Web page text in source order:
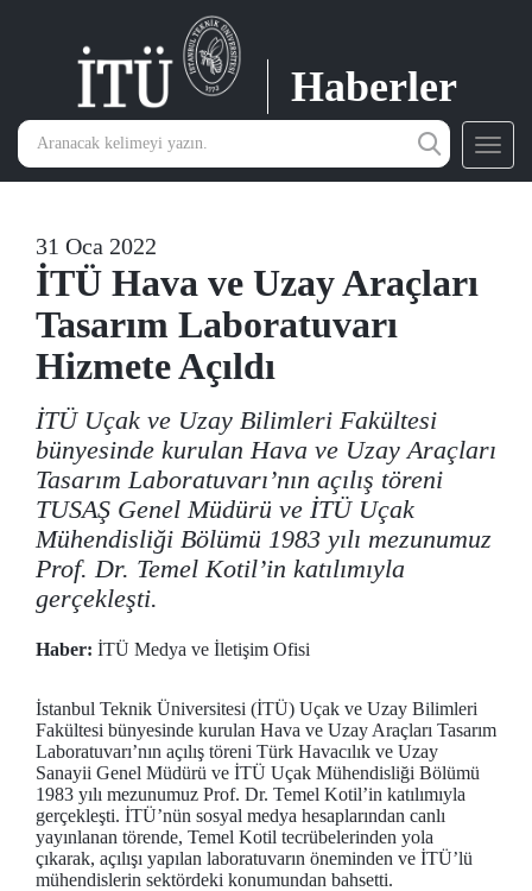
Haberler
31 Oca 2022
İTÜ Hava ve Uzay Araçları
Tasarım Laboratuvarı
Hizmete Açıldı
İTÜ Uçak ve Uzay Bilimleri Fakültesi
bünyesinde kurulan Hava ve Uzay Araçları
Tasarım Laboratuvarı’nın açılış töreni
TUSAŞ Genel Müdürü ve İTÜ Uçak
Mühendisliği Bölümü 1983 yılı mezunumuz
Prof. Dr. Temel Kotil’in katılımıyla
gerçekleşti.
Haber: İTÜ Medya ve İletişim Ofisi
İstanbul Teknik Üniversitesi (İTÜ) Uçak ve Uzay Bilimleri
Fakültesi bünyesinde kurulan Hava ve Uzay Araçları Tasarım
Laboratuvarı’nın açılış töreni Türk Havacılık ve Uzay
Sanayii Genel Müdürü ve İTÜ Uçak Mühendisliği Bölümü
1983 yılı mezunumuz Prof. Dr. Temel Kotil’in katılımıyla
gerçekleşti. İTÜ’nün sosyal medya hesaplarından canlı
yayınlanan törende, Temel Kotil tecrübelerinden yola
çıkarak, açılışı yapılan laboratuvarın öneminden ve İTÜ’lü
mühendislerin sektördeki konumundan bahsetti.